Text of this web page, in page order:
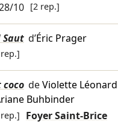
10 [2 rep.]
Saut d’Éric Prager
deViolette Léonard
Buhbinder
Foyer Saint-Brice